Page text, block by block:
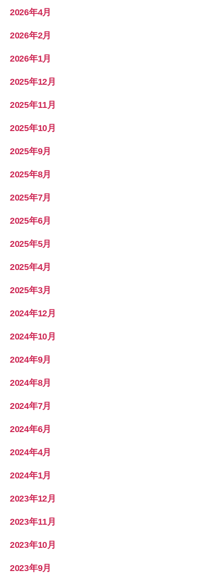
2026年4月
2026年2月
2026年1月
2025年12月
2025年11月
2025年10月
2025年9月
2025年8月
2025年7月
2025年6月
2025年5月
2025年4月
2025年3月
2024年12月
2024年10月
2024年9月
2024年8月
2024年7月
2024年6月
2024年4月
2024年1月
2023年12月
2023年11月
2023年10月
2023年9月